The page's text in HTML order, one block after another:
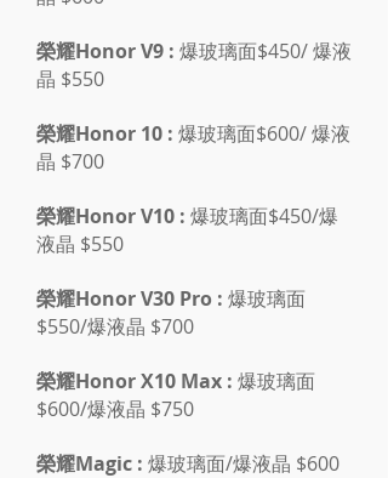
榮耀Honor V9 : 爆玻璃面$450/ 爆液
晶 $550
榮耀Honor 10 : 爆玻璃面$600/ 爆液
晶 $700
榮耀Honor V10 : 爆玻璃面$450/爆
液晶 $550
榮耀Honor V30 Pro : 爆玻璃面
$550/爆液晶 $700
榮耀Honor X10 Max : 爆玻璃面
$600/爆液晶 $750
榮耀Magic : 爆玻璃面/爆液晶 $600